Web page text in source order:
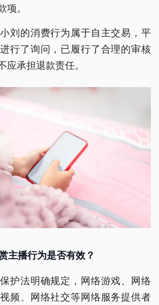
。
刘的消费行为属于自主交易，平
行了询问，已履行了合理的审核
应承担退款责任。
主播行为是否有效？
护法明确规定，网络游戏、网络
频、网络社交等网络服务提供者